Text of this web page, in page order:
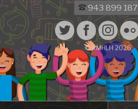
943 899 187
© KMHLH 2026